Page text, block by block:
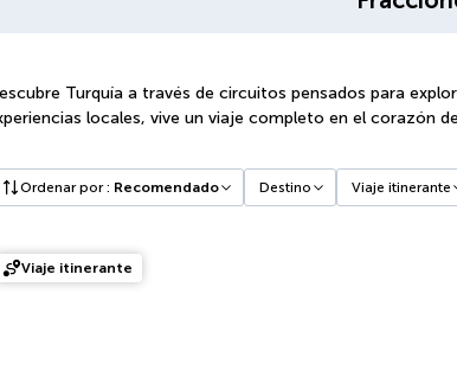
Turquía a través de circuitos pensados para
locales, vive un viaje completo en el corazón
Ordenar por: Recomendado Destino Viaje itinerante
Viaje itinerante